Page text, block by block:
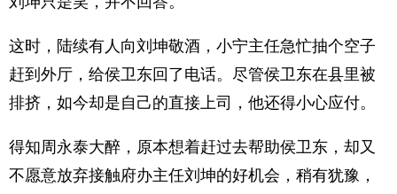
这时，陆续有人向刘坤敬酒，小宁主任急忙抽个空子
赶到外厅，给侯卫东回了电话。尽管侯卫东在县里被
排挤，如今却是自己的直接上司，他还得小心应付。
得知周永泰大醉，原本想着赶过去帮助侯卫东，却又
不愿意放弃接触府办主任刘坤的好机会，稍有犹豫，